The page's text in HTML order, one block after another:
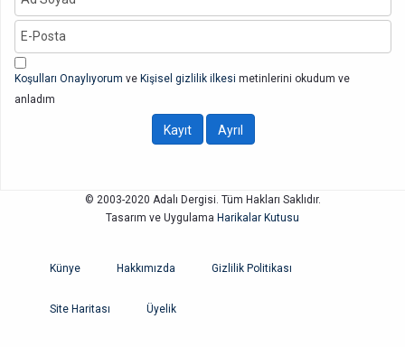
Koşulları Onaylıyorum ve Kişisel gizlilik ilkesi metinlerini okudum ve
anladım
© 2003-2020 Adalı Dergisi. Tüm Hakları Saklıdır.
Tasarım ve Uygulama Harikalar Kutusu
Künye Hakkımızda Gizlilik Politikası
Site Haritası Üyelik